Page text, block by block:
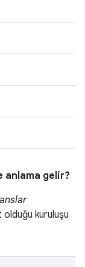
anlama gelir?
kuruluşu